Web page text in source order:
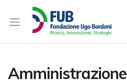
p
Amministrazione